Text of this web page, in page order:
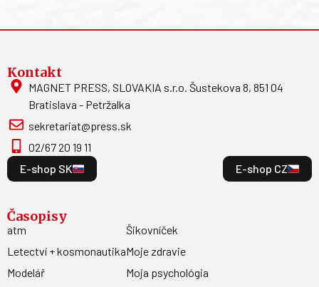
Kontakt
MAGNET PRESS, SLOVAKIA s.r.o. Šustekova 8, 851 04
Bratislava - Petržalka
sekretariat@press.sk
02/67 20 19 11
E-shop SK
E-shop CZ
Časopisy
atm
Letectví + kosmonautika
Modelář
Šikovníček
Moje zdravie
Moja psychológia